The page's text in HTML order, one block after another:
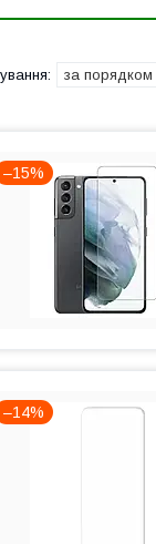
–15%
–14%